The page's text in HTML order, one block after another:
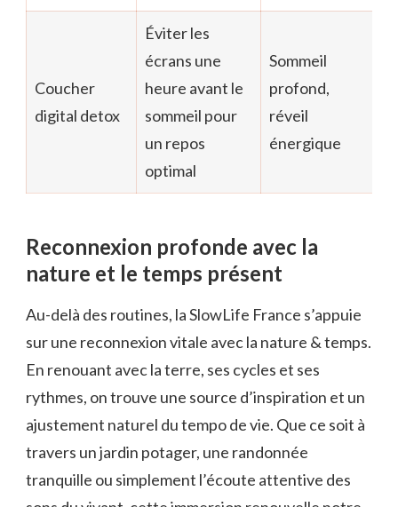
Coucher
digital detox
Éviter les
écrans une
heure avant le
sommeil pour
un repos
optimal
Sommeil
profond,
réveil
énergique
Reconnexion profonde avec la
nature et le temps présent
Au-delà des routines, la SlowLife France s’appuie
sur une reconnexion vitale avec la nature & temps.
En renouant avec la terre, ses cycles et ses
rythmes, on trouve une source d’inspiration et un
ajustement naturel du tempo de vie. Que ce soit à
travers un jardin potager, une randonnée
tranquille ou simplement l’écoute attentive des